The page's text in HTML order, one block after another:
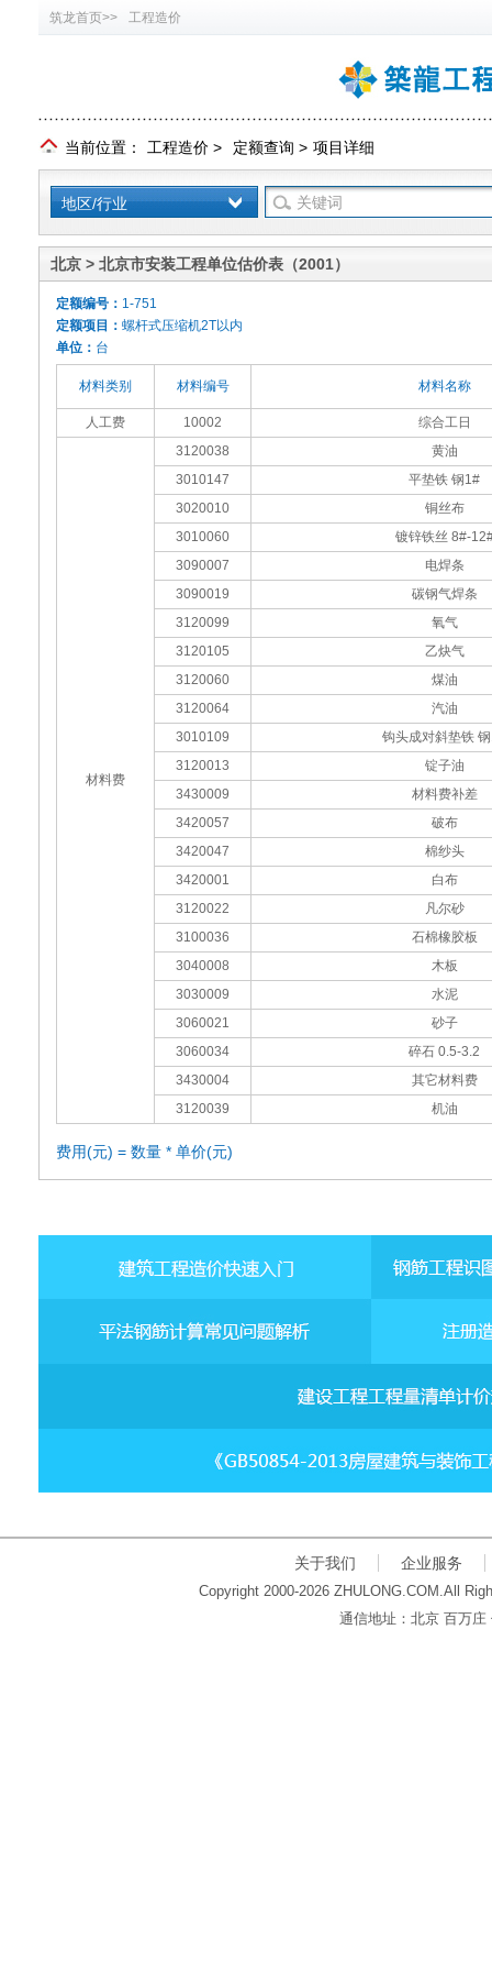
筑龙首页>> 工程造价
当前位置： 工程造价 > 定额查询 > 项目详细
地区/行业
北京 > 北京市安装工程单位估价表（2001）
定额编号： 1-751
定额项目： 螺杆式压缩机2T以内
单位： 台
材料类别 材料编号 材料名称
人工费 10002 综合工日
材料费
3120038
黄油
3010147
平垫铁 钢1#
3020010
铜丝布
3010060
镀锌铁丝 8#-
3090007
电焊条
3090019
碳钢气焊条
3120099
氧气
3120105
乙炔气
3120060
煤油
3120064
汽油
3010109
钩头成对斜垫铁
3120013
锭子油
3430009
材料费补差
3420057
破布
3420047
棉纱头
3420001
白布
3120022
凡尔砂
3100036
石棉橡胶板
3040008
木板
3030009
水泥
3060021
砂子
3060034
碎石 0.5-3.2
3430004
其它材料费
3120039
机油
费用(元) = 数量 * 单价(元)
关于我们 企业服务
Copyright 2000-2026 ZHULONG.COM.All
通信地址：北京 百万